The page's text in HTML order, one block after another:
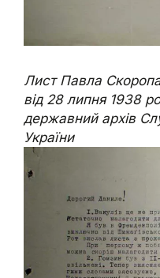
Лист Павла
від 28 липня 1938
державний архів
України